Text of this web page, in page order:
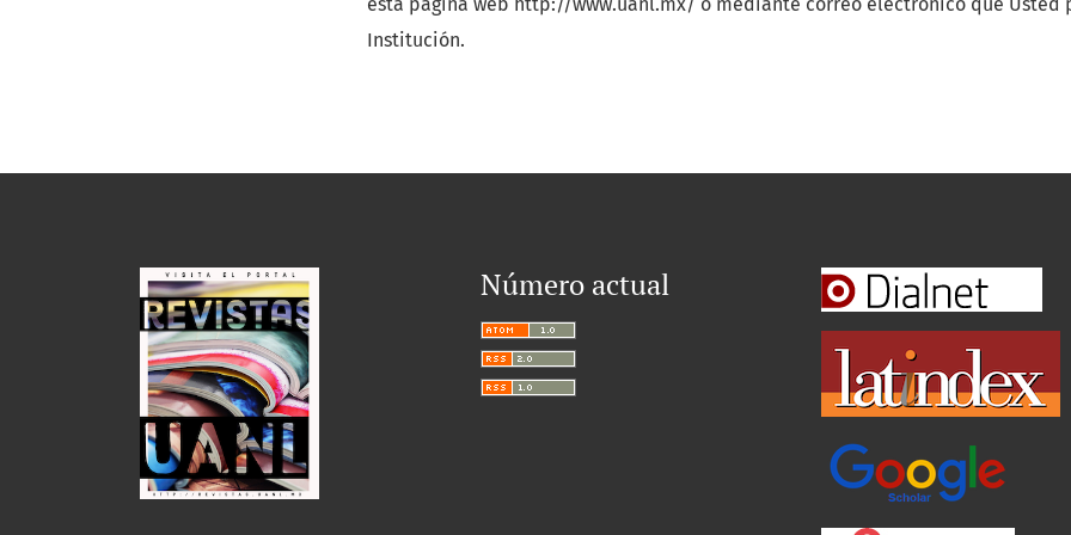
Institución.
Número actual